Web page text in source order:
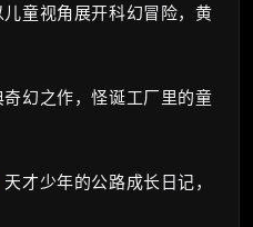
儿童视角展开科幻冒险，黄
奇幻之作，怪诞工厂里的童
天才少年的公路成长日记，